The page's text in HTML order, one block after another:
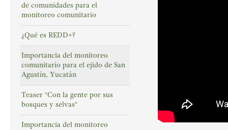
de comunidades para el
monitoreo comunitario
¿Qué es REDD+?
Importancia del monitoreo
comunitario para el ejido de San
Agustín, Yucatán
Teaser "Con la gente por sus
bosques y selvas"
Importancia del monitoreo